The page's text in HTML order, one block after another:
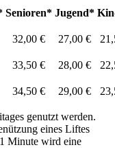
Senioren* Jugend*
32,00 € 27,00 €
33,50 € 28,00 €
34,50 € 29,00 €
genutzt werden.
eines Liftes
Minute wird eine